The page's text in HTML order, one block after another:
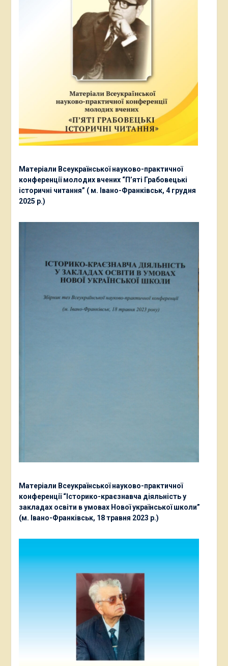
Матеріали Всеукраїнської науково-практичної
конференції молодих вчених “П’яті Грабовецькі
історичні читання” ( м. Івано-Франківськ, 4 грудня
2025 р.)
Матеріали Всеукраїнської науково-практичної
конференції “Історико-краєзнавча діяльність у
закладах освіти в умовах Нової української школи”
(м. Івано-Франківськ, 18 травня 2023 р.)